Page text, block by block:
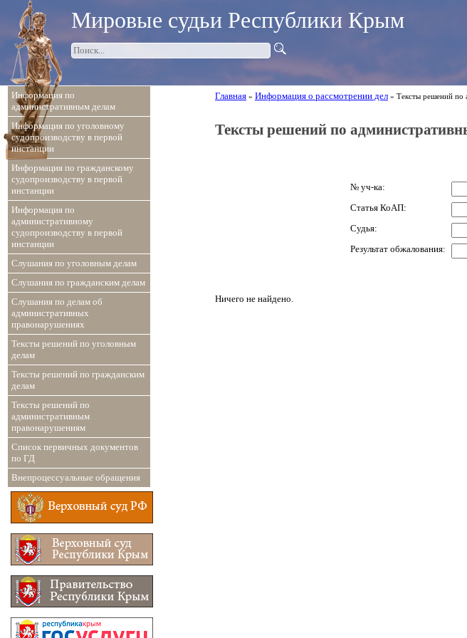
Информация по
административным делам
Информация по уголовному
судопроизводству в первой
инстанции
Информация по гражданскому
судопроизводству в первой
инстанции
Информация по
административному
судопроизводству в первой
инстанции
Слушания по уголовным делам
Слушания по гражданским делам
Слушания по делам об
административных
правонарушениях
Тексты решений по уголовным
делам
Тексты решений по гражданским
делам
Тексты решений по
административным
правонарушениям
Список первичных документов
по ГД
Внепроцессуальные обращения
Мировые судьи Республики Крым
Главная » Информация о рассмотрении дел » Тексты решений по
Тексты решений по
№ уч-ка:
Статья КоАП:
Судья:
Результат обжалования:
Ничего не найдено.